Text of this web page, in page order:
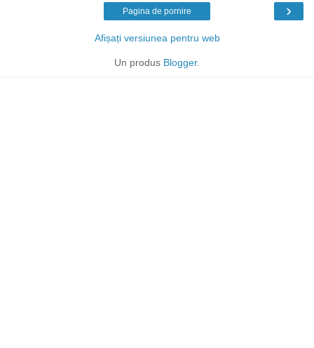
›
Pagina de pornire
Afișați versiunea pentru web
Un produs Blogger.